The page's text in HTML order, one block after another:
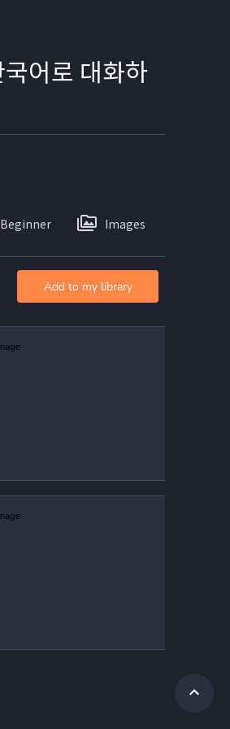
어로 대화하
Beginner Images
Add to my library